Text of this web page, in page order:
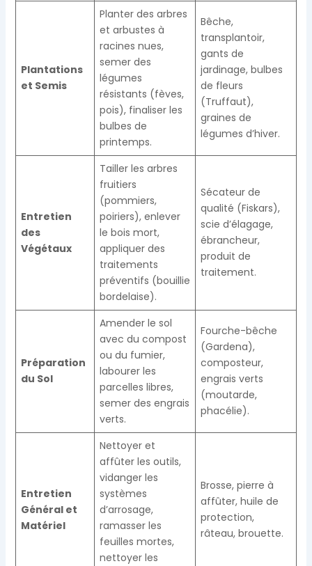
Plantations
et Semis
Planter des arbres
et arbustes à
racines nues,
semer des
légumes
résistants (fèves,
pois), finaliser les
bulbes de
printemps.
Bêche,
transplantoir,
gants de
jardinage, bulbes
de fleurs
(Truffaut),
graines de
légumes d’hiver.
Entretien
des
Végétaux
Tailler les arbres
fruitiers
(pommiers,
poiriers), enlever
le bois mort,
appliquer des
traitements
préventifs (bouillie
bordelaise).
Sécateur de
qualité (Fiskars),
scie d’élagage,
ébrancheur,
produit de
traitement.
Préparation
du Sol
Amender le sol
avec du compost
ou du fumier,
labourer les
parcelles libres,
semer des engrais
verts.
Fourche-bêche
(Gardena),
composteur,
engrais verts
(moutarde,
phacélie).
Entretien
Général et
Matériel
Nettoyer et
affûter les outils,
vidanger les
systèmes
d’arrosage,
ramasser les
feuilles mortes,
nettoyer les
Brosse, pierre à
affûter, huile de
protection,
râteau, brouette.